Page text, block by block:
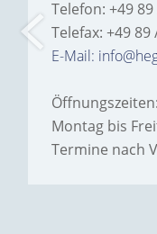
Telefon: +49
Telefax: +49 89
E-Mail:
Öffnungszeiten:
Montag bis
Termine nach